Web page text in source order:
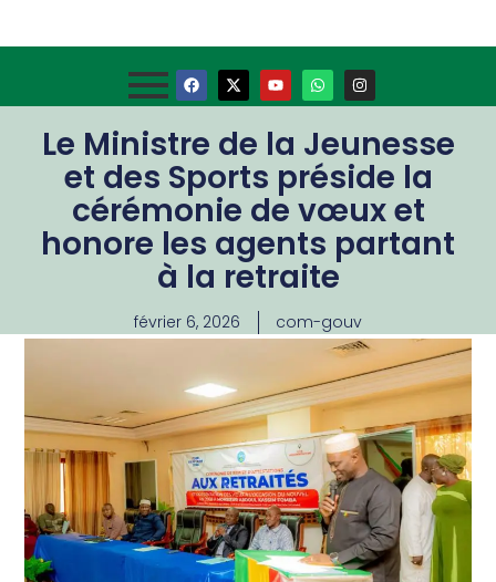
Le Ministre de la Jeunesse
et des Sports préside la
cérémonie de vœux et
honore les agents partant
à la retraite
février 6, 2026 com-gouv